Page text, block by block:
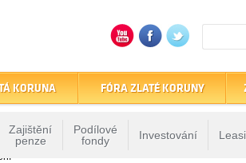
Zajištění
penze
Podílové
fondy
Investování
KORUNA FÓRA ZLATÉ KORUNY